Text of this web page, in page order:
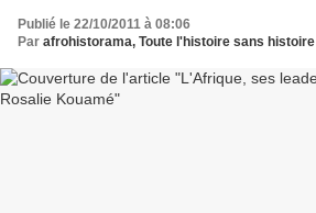
Publié le 22/10/2011 à 08:06
Par afrohistorama, Toute l'histoire sans histoire